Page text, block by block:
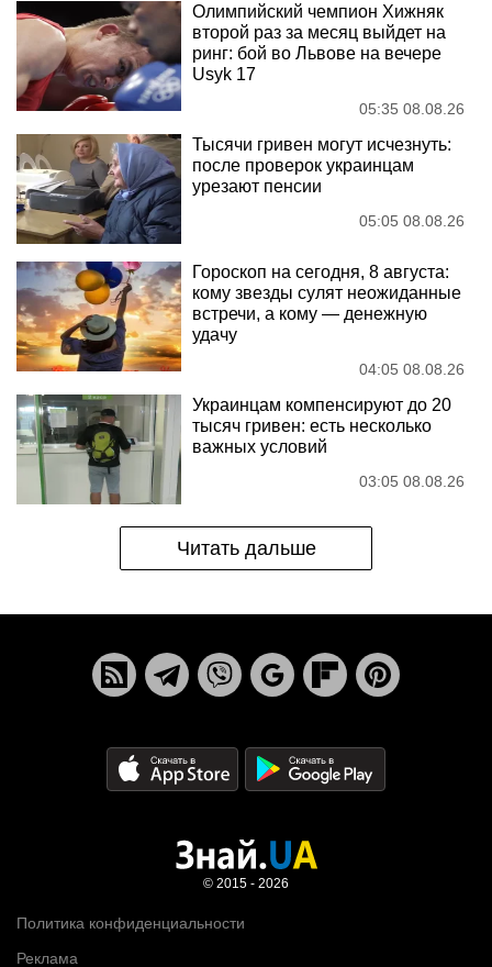
Олимпийский чемпион Хижняк
второй раз за месяц выйдет на
ринг: бой во Львове на вечере
Usyk 17
05:35 08.08.26
Тысячи гривен могут исчезнуть:
после проверок украинцам
урезают пенсии
05:05 08.08.26
Гороскоп на сегодня, 8 августа:
кому звезды сулят неожиданные
встречи, а кому — денежную
удачу
04:05 08.08.26
Украинцам компенсируют до 20
тысяч гривен: есть несколько
важных условий
03:05 08.08.26
Читать дальше
Политика конфиденциальности
Реклама
© 2015 - 2026